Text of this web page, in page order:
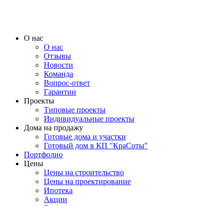
О нас
О нас
Отзывы
Новости
Команда
Вопрос-ответ
Гарантии
Проекты
Типовые проекты
Индивидуальные проекты
Дома на продажу
Готовые дома и участки
Готовый дом в КП "КраСоты"
Портфолио
Цены
Цены на строительство
Цены на проектирование
Ипотека
Акции